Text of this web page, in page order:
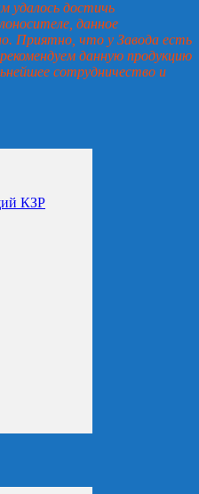
удалось достичь
данное
Приятно, что у Завода есть
данную продукцию
сотрудничество и